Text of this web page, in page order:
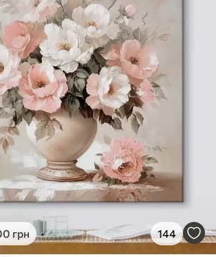
грн 144